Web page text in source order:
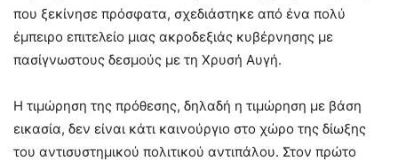
που ξεκίνησε πρόσφατα, σχεδιάστηκε από ένα πολύ
έμπειρο επιτελείο μιας ακροδεξιάς κυβέρνησης με
πασίγνωστους δεσμούς με τη Χρυσή Αυγή.
Η τιμώρηση της πρόθεσης, δηλαδή η τιμώρηση με βάση
εικασία, δεν είναι κάτι καινούργιο στο χώρο της δίωξης
του αντισυστημικού πολιτικού αντιπάλου. Στον πρώτο